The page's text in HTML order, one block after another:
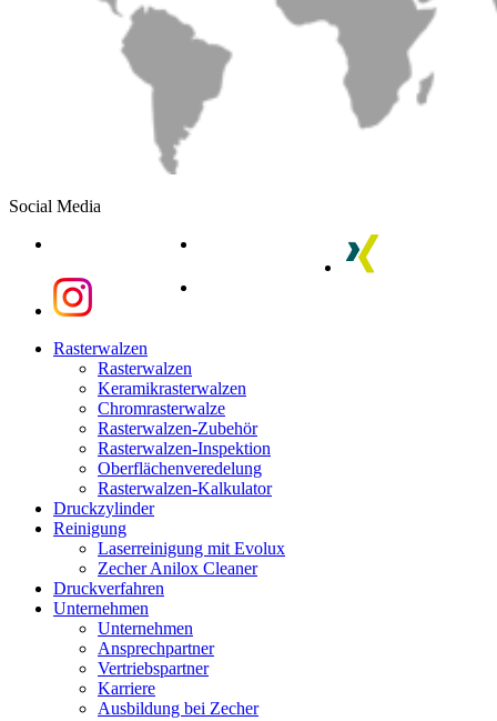
Social Media
xing
instagram
Close
Rasterwalzen
Rasterwalzen
Keramikrasterwalzen
Chromrasterwalze
Rasterwalzen-Zubehör
Rasterwalzen-Inspektion
Oberflächenveredelung
Rasterwalzen-Kalkulator
Druckzylinder
Reinigung
Laserreinigung mit Evolux
Zecher Anilox Cleaner
Druckverfahren
Unternehmen
Unternehmen
Ansprechpartner
Vertriebspartner
Karriere
Ausbildung bei Zecher